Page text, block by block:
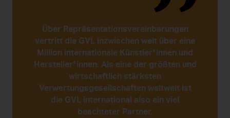
Über Repräsentationsvereinbarungen
vertritt die GVL inzwischen weit über eine
Million internationale Künstler*innen und
Hersteller*innen. Als eine der größten und
wirtschaftlich stärksten
Verwertungsgesellschaften weltweit ist
die GVL international also ein viel
beachteter Partner.